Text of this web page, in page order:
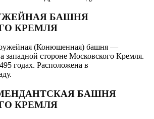
БАШНЯ
КРЕМЛЯ
(Конюшенная) башня —
западной стороне Московского Кремля.
годах. Расположена в
БАШНЯ
КРЕМЛЯ